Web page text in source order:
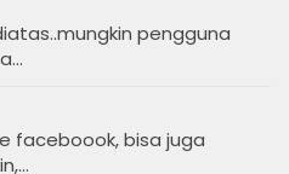
pengguna
faceboook, bisa juga